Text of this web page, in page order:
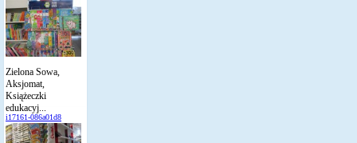
Zielona Sowa,
Aksjomat,
Książeczki
edukacyj...
i17161-086a01d8